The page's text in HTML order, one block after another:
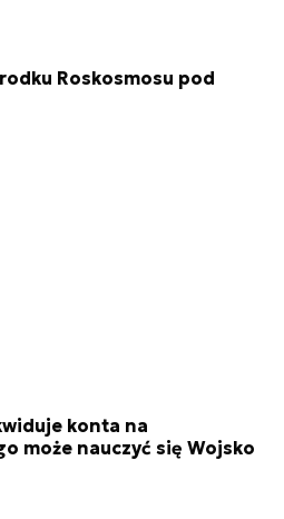
Roskosmosu pod
konta na
może nauczyć się Wojsko